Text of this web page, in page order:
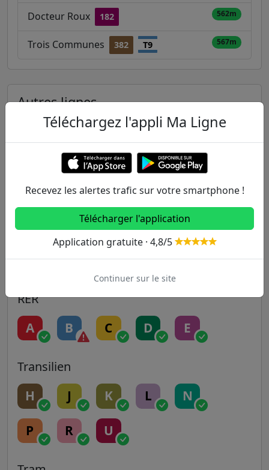
Docteur Roux 182 562m
Trois Communes 382 T9 567m
Autres lignes
Metro
2 3 3B 4
5 6 7 7B 8
11 12 13
14
RER
A B C D E
Transilien
H J K L N
P R U
Téléchargez l'appli Ma Ligne
Recevez les alertes trafic sur votre smartphone !
Télécharger l'application
Application gratuite · 4,8/5
Continuer sur le site